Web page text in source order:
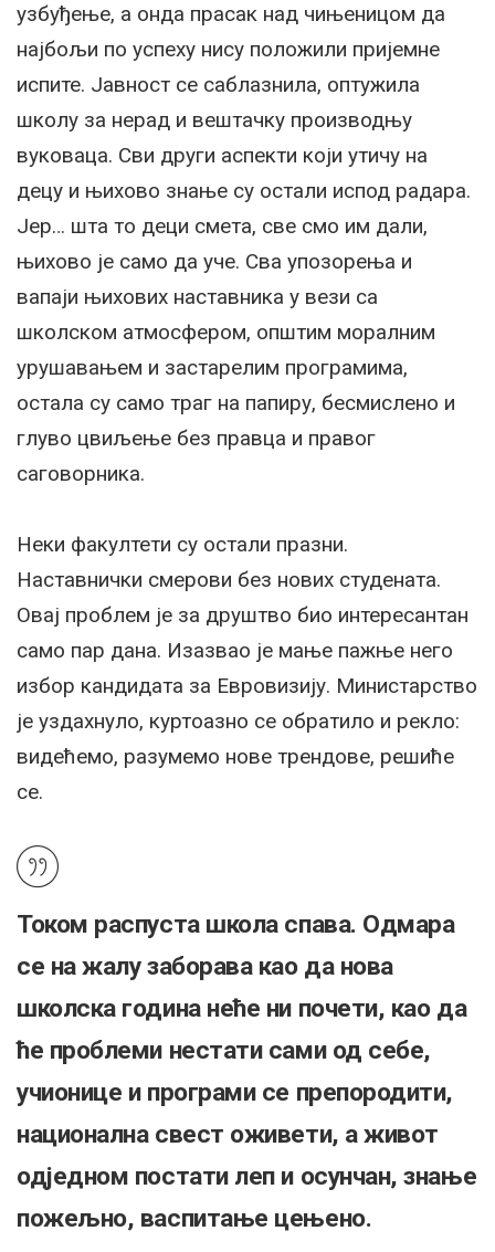
узбуђење, а онда прасак над чињеницом да
најбољи по успеху нису положили пријемне
испите. Јавност се саблазнила, оптужила
школу за нерад и вештачку производњу
вуковаца. Сви други аспекти који утичу на
децу и њихово знање су остали испод радара.
Јер… шта то деци смета, све смо им дали,
њихово је само да уче. Сва упозорења и
вапаји њихових наставника у вези са
школском атмосфером, општим моралним
урушавањем и застарелим програмима,
остала су само траг на папиру, бесмислено и
глуво цвиљење без правца и правог
саговорника.
Неки факултети су остали празни.
Наставнички смерови без нових студената.
Овај проблем је за друштво био интересантан
само пар дана. Изазвао је мање пажње него
избор кандидата за Евровизију. Министарство
је уздахнуло, куртоазно се обратило и рекло:
видећемо, разумемо нове трендове, решиће
се.
Током распуста школа спава. Одмара
се на жалу заборава као да нова
школска година неће ни почети, као да
ће проблеми нестати сами од себе,
учионице и програми се препородити,
национална свест оживети, а живот
одједном постати леп и осунчан, знање
пожељно, васпитање цењено.